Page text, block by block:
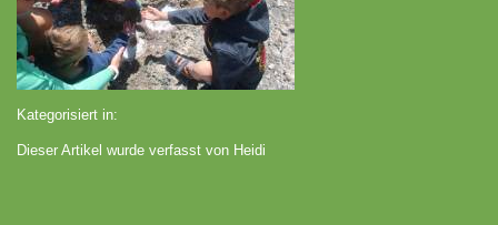
Kategorisiert in:
Dieser Artikel wurde verfasst von Heidi